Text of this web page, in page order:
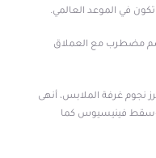
في الموعد العالمي.
مضطرب مع العملاق
نجوم غرفة الملابس، أنهى
2026 بلا ألقاب، وسقط فينيسيوس كما